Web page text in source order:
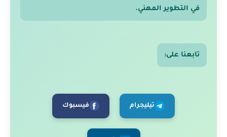
في التطوير المهني.
تابعنا على:
تيليجرام فيسبوك